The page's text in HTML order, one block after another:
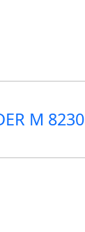
M 8230